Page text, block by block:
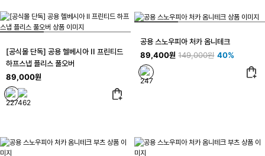
[공식몰 단독] 공용 헬베시아 II 프린티드
하프스냅 플리스 풀오버
89,000원
공용 스노우피아 처카 옴니테크
89,400원 149,000원 40%